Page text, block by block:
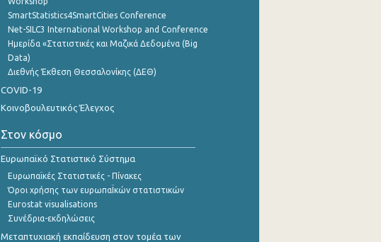
SmartStatistics4SmartCities Conference
Net-SILC3 International Workshop and Conference
Ημερίδα «Στατιστικές και Μαζικά Δεδομένα (Big
Data)
Διεθνής Έκθεση Θεσσαλονίκης (ΔΕΘ)
COVID-19
Κοινοβουλευτικός Έλεγχος
Στον κόσμο
Ευρωπαϊκό Στατιστικό Σύστημα
Ευρωπαϊκές Στατιστικές - Πίνακες
Όροι χρήσης των ευρωπαΪκών στατιστικών
Eurostat visualisations
Συνέδρια-εκδηλώσεις
Μεταπτυχιακή εκπαίδευση στον τομέα των